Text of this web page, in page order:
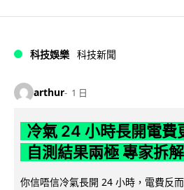
科技娛樂 科技新聞
arthur 1 日
冷氣 24 小時長開電費
自測結果兩極 專家拆
你信唔信冷氣長開 24 小時，電費反